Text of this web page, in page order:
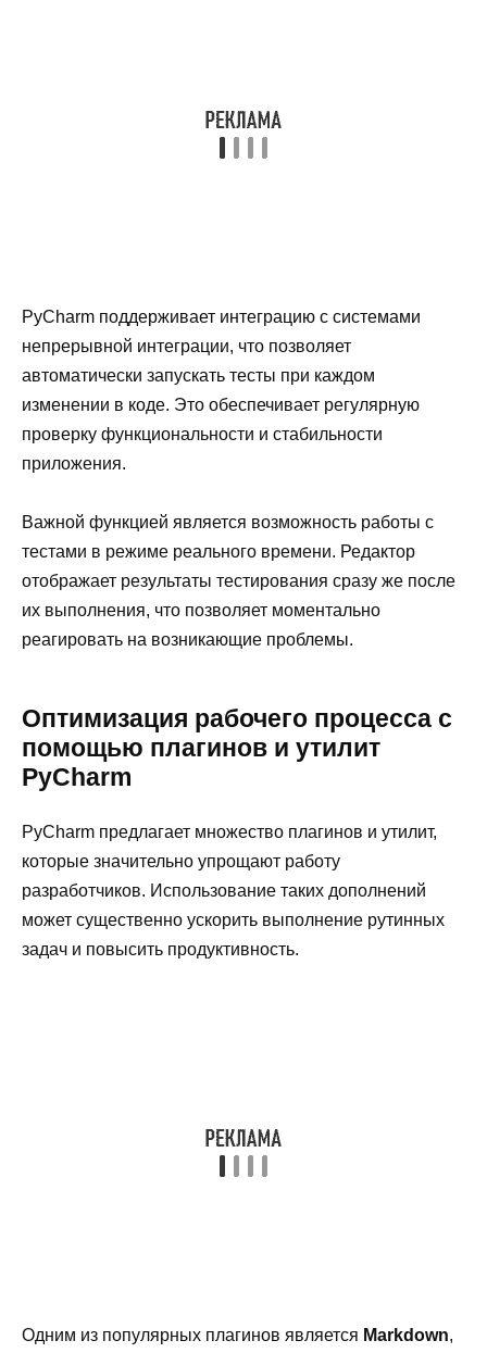
PyCharm поддерживает интеграцию с системами
непрерывной интеграции, что позволяет
автоматически запускать тесты при каждом
изменении в коде. Это обеспечивает регулярную
проверку функциональности и стабильности
приложения.
Важной функцией является возможность работы с
тестами в режиме реального времени. Редактор
отображает результаты тестирования сразу же после
их выполнения, что позволяет моментально
реагировать на возникающие проблемы.
Оптимизация рабочего процесса с
помощью плагинов и утилит
PyCharm
PyCharm предлагает множество плагинов и утилит,
которые значительно упрощают работу
разработчиков. Использование таких дополнений
может существенно ускорить выполнение рутинных
задач и повысить продуктивность.
Одним из популярных плагинов является Markdown,